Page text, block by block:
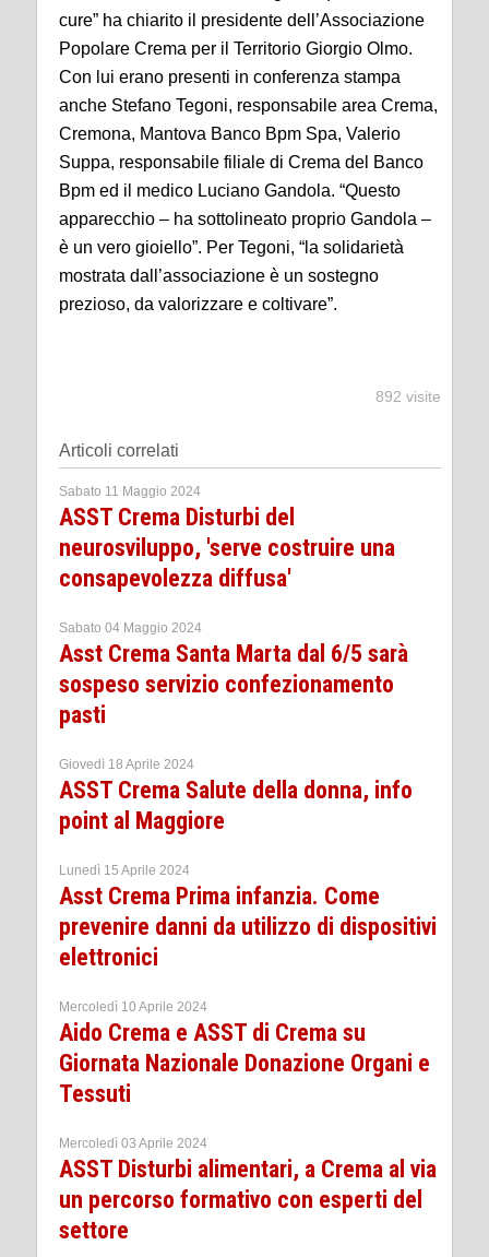
cure” ha chiarito il presidente dell’Associazione
Popolare Crema per il Territorio Giorgio Olmo.
Con lui erano presenti in conferenza stampa
anche Stefano Tegoni, responsabile area Crema,
Cremona, Mantova Banco Bpm Spa, Valerio
Suppa, responsabile filiale di Crema del Banco
Bpm ed il medico Luciano Gandola. “Questo
apparecchio – ha sottolineato proprio Gandola –
è un vero gioiello”. Per Tegoni, “la solidarietà
mostrata dall’associazione è un sostegno
prezioso, da valorizzare e coltivare”.
892 visite
Articoli correlati
Sabato 11 Maggio 2024
ASST Crema Disturbi del
neurosviluppo, 'serve costruire una
consapevolezza diffusa'
Sabato 04 Maggio 2024
Asst Crema Santa Marta dal 6/5 sarà
sospeso servizio confezionamento
pasti
Giovedì 18 Aprile 2024
ASST Crema Salute della donna, info
point al Maggiore
Lunedì 15 Aprile 2024
Asst Crema Prima infanzia. Come
prevenire danni da utilizzo di dispositivi
elettronici
Mercoledì 10 Aprile 2024
Aido Crema e ASST di Crema su
Giornata Nazionale Donazione Organi e
Tessuti
Mercoledì 03 Aprile 2024
ASST Disturbi alimentari, a Crema al via
un percorso formativo con esperti del
settore